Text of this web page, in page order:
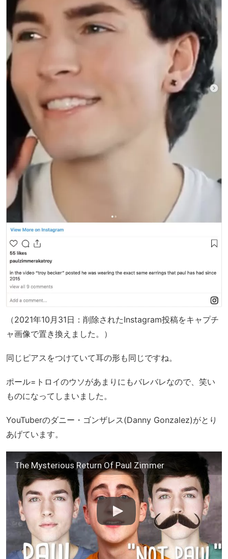
（2021年10月31日：削除されたInstagram投稿をキャプチ
ャ画像で置き換えました。）
同じピアスをつけていて耳の形も同じですね。
ポール=トロイのウソがあまりにもバレバレなので、笑い
ものになってしまいました。
YouTuberのダニー・ゴンザレス(Danny Gonzalez)がとり
あげています。
The Mysterious Return Of Paul Zimmer